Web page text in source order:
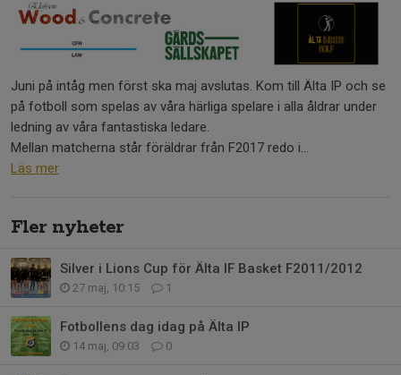
Juni på intåg men först ska maj avslutas. Kom till Älta IP och se
på fotboll som spelas av våra härliga spelare i alla åldrar under
ledning av våra fantastiska ledare.
Mellan matcherna står föräldrar från F2017 redo i...
Läs mer
Fler nyheter
Silver i Lions Cup för Älta IF Basket F2011/2012
27 maj, 10:15 1
Fotbollens dag idag på Älta IP
14 maj, 09:03 0